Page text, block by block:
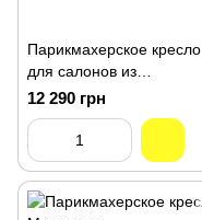
Парикмахерское кресло
для салонов из
искусственной кожи
гидравлическое черное
Ричард
12 290 грн